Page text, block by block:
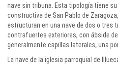
nave sin tribuna. Esta tipología tiene
constructiva de San Pablo de
estructuran en una nave de dos o tres
contrafuertes exteriores, con ábside
generalmente capillas laterales, una
La nave de la iglesia parroquial de